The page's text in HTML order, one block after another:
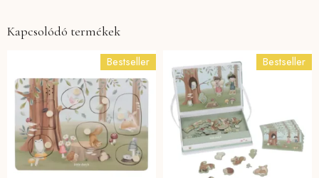
Kapcsolódó termékek
Bestseller
Bestseller